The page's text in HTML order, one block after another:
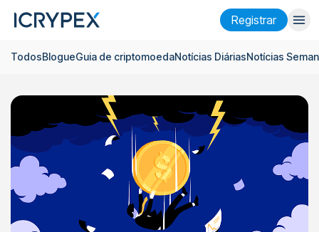
Registrar
Entrar Registrar
Ganhar
Empresa
Pesquisar
Ajuda
Futuros x50
TodosBlogueGuia de criptomoedaNotícias DiáriasNotícias